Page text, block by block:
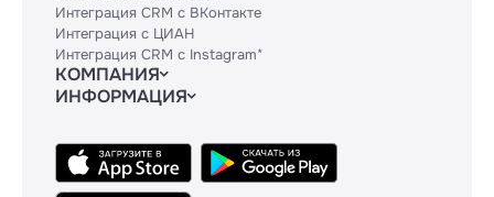
Интеграция CRM с ВКонтакте
Интеграция с ЦИАН
Интеграция CRM с Instagram*
КОМПАНИЯ
Блог
Контакты
Политики и соглашения
Сведения об ИТ-деятельности
ИНФОРМАЦИЯ
Техническим партнерам
Тарифы
API